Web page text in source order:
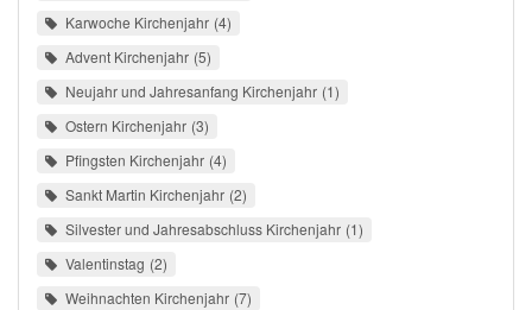
Karwoche Kirchenjahr 4
Advent Kirchenjahr 5
Neujahr und Jahresanfang Kirchenjahr 1
Ostern Kirchenjahr 3
Pfingsten Kirchenjahr 4
Sankt Martin Kirchenjahr 2
Silvester und Jahresabschluss Kirchenjahr 1
Valentinstag 2
Weihnachten Kirchenjahr 7